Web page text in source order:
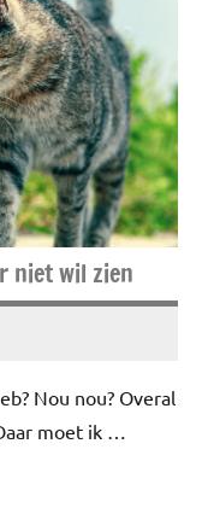
niet wil zien
Nou nou? Overal
moet ik …